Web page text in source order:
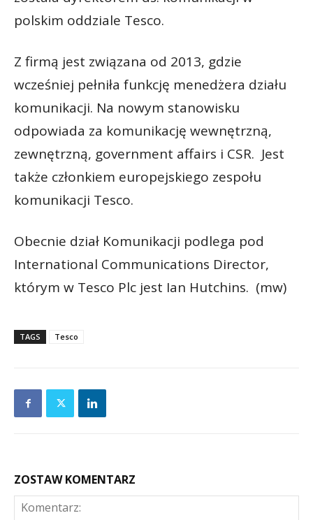
polskim oddziale Tesco.
Z firmą jest związana od 2013, gdzie
wcześniej pełniła funkcję menedżera działu
komunikacji. Na nowym stanowisku
odpowiada za komunikację wewnętrzną,
zewnętrzną, government affairs i CSR. Jest
także członkiem europejskiego zespołu
komunikacji Tesco.
Obecnie dział Komunikacji podlega pod
International Communications Director,
którym w Tesco Plc jest Ian Hutchins. (mw)
TAGS Tesco
ZOSTAW KOMENTARZ